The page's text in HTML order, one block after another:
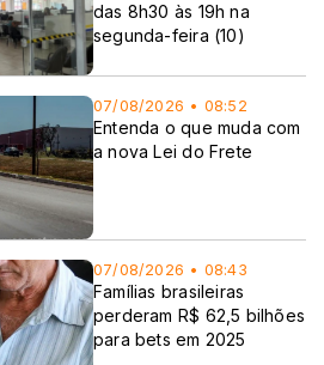
das 8h30 às 19h na
segunda-feira (10)
07/08/2026 • 08:52
Entenda o que muda com
a nova Lei do Frete
07/08/2026 • 08:43
Famílias brasileiras
perderam R$ 62,5 bilhões
para bets em 2025